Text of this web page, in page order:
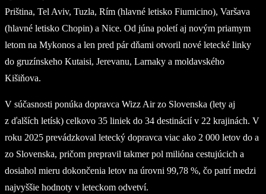
Priština, Tel Aviv, Tuzla, Rím (hlavné letisko Fiumicino), Varšava
(hlavné letisko Chopin) a Nice. Od júna poletí aj novým priamym
letom na Mykonos a len pred pár dňami otvoril nové letecké linky
do gruzínskeho Kutaisi, Jerevanu, Larnaky a moldavského
Kišiňova.
V súčasnosti ponúka dopravca Wizz Air zo Slovenska (lety aj
z ďalších letísk) celkovo 35 liniek do 34 destinácií v 22 krajinách. V
roku 2025 prevádzkoval letecký dopravca viac ako 2 000 letov do a
zo Slovenska, pričom prepravil takmer pol milióna cestujúcich a
dosiahol mieru dokončenia letov na úrovni 99,78 %, čo patrí medzi
najvyššie hodnoty v leteckom odvetví.